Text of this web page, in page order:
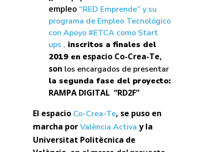
empleo “RED Emprende” y su
programa de Empleo Tecnológico
con Apoyo #ETCA como Start
ups , inscritos a finales del
2019 en espacio Co-Crea-Te,
son los encargados de presentar
la segunda fase del proyecto:
RAMPA DIGITAL “RD2F”
El espacio Co-Crea-Te, se puso en
marcha porValència Activa y la
Universitat Politècnica de